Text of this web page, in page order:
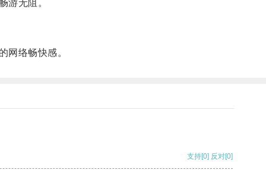
无阻。
络畅快感。
支持[0] 反对[0]